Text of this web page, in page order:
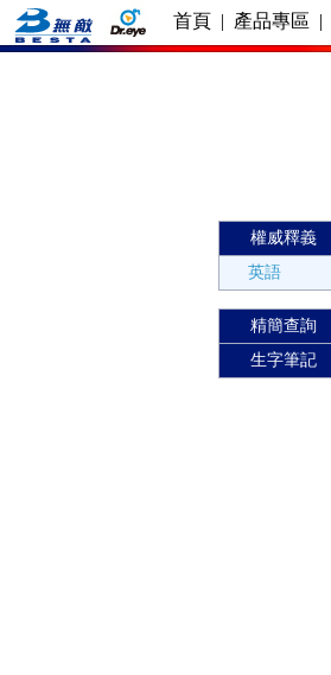
首頁 | 產品專區 |
權威釋義
英語
精簡查詢
生字筆記